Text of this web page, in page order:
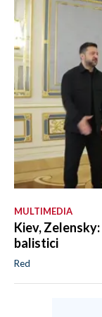
MULTIMEDIA
Kiev,
balistici
Red